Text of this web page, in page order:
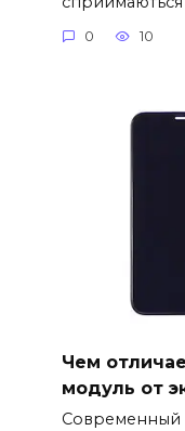
0 10
Чем
модуль от
Современный